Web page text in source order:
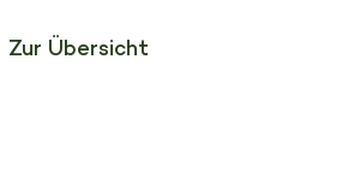
Zur Übersicht